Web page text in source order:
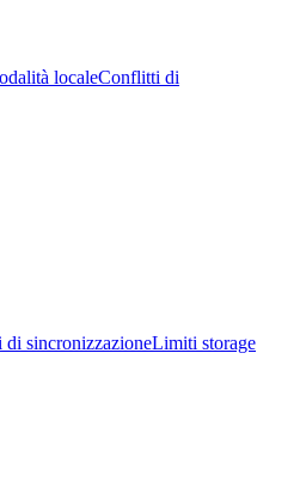
localeConflitti di
di sincronizzazioneLimiti storage